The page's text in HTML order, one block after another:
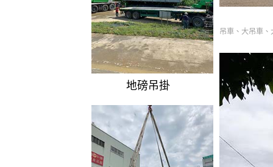
地磅吊掛
吊車、大吊車